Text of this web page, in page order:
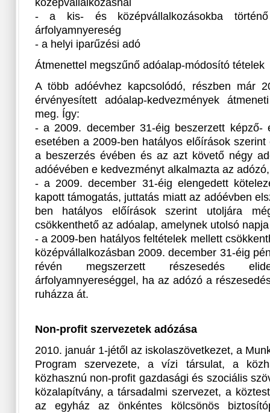
középvállalkozásnál
- a kis- és középvállalkozásokba történő
árfolyamnyereség
- a helyi iparűzési adó
Átmenettel megszűnő adóalap-módosító tételek
A több adóévhez kapcsolódó, részben már
érvényesített adóalap-kedvezmények
meg. Így:
- a 2009. december 31-éig beszerzett képző-
esetében a 2009-ben hatályos előírások
a beszerzés évében és az azt követő négy
adóévében e kedvezményt alkalmazta az adózó,
- a 2009. december 31-éig elengedett
kapott támogatás, juttatás miatt az adóévben
ben hatályos előírások szerint utoljára
csökkenthető az adóalap, amelynek utolsó
- a 2009-ben hatályos feltételek mellett
középvállalkozásban 2009. december 31-éig
révén megszerzett részesedés
árfolyamnyereséggel, ha az adózó a
ruházza át.
Non-profit szervezetek adózása
2010. január 1-jétől az iskolaszövetkezet, a
Program szervezete, a vízi társulat, a
közhasznú non-profit gazdasági és szociális
közalapítvány, a társadalmi szervezet, a
az egyház az önkéntes kölcsönös